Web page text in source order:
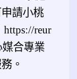
請小桃
reur
合專業
。